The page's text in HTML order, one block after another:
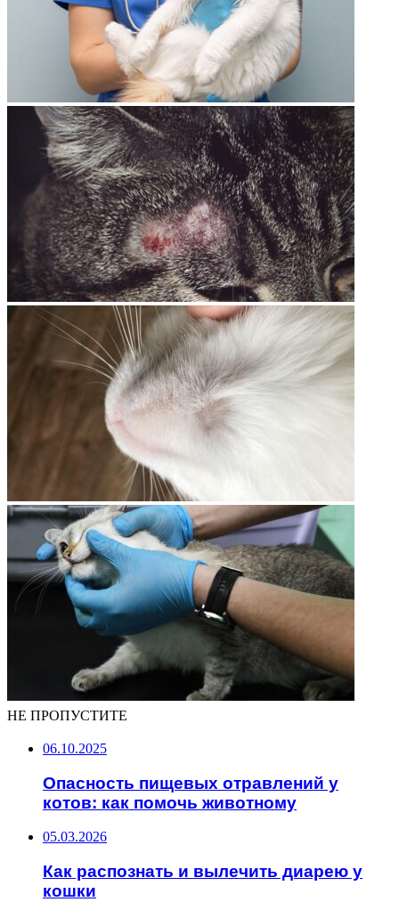
НЕ ПРОПУСТИТЕ
06.10.2025
Опасность пищевых отравлений у
котов: как помочь животному
05.03.2026
Как распознать и вылечить диарею у
кошки